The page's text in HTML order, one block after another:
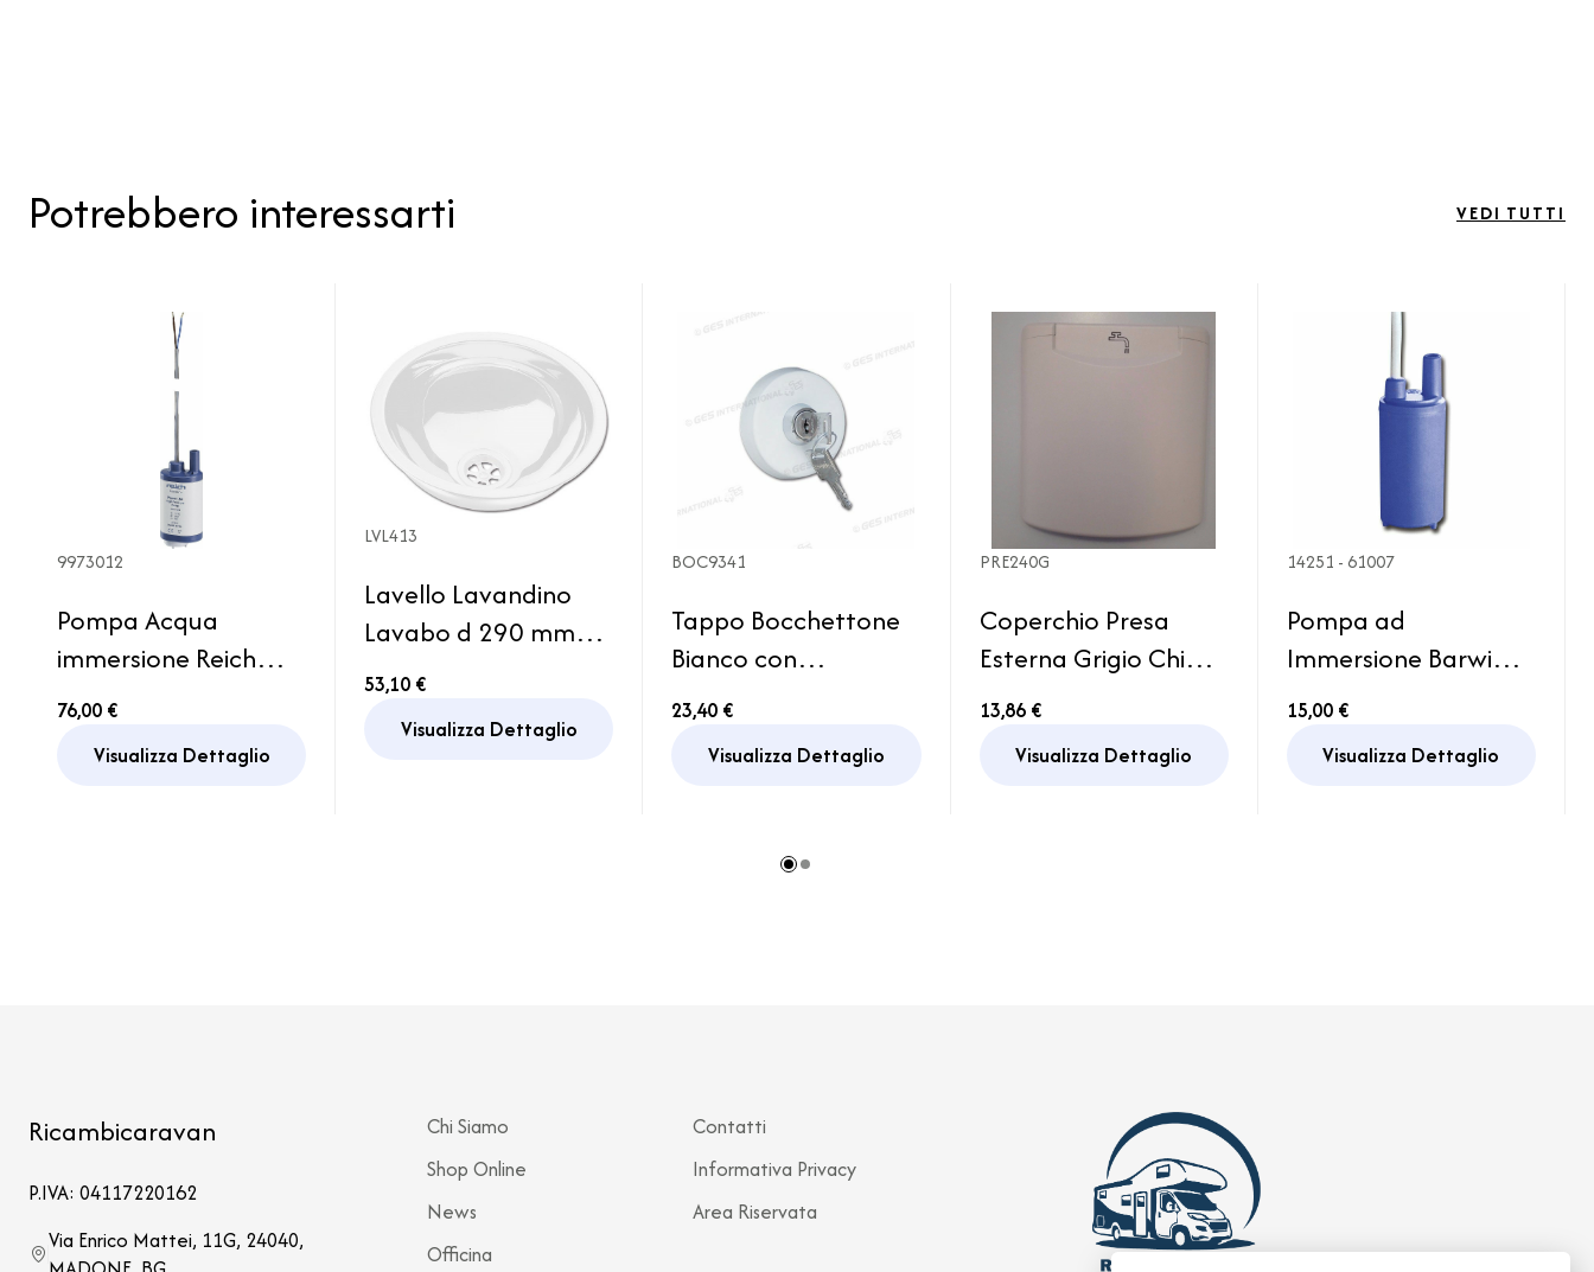
Potrebbero interessarti VEDI TUTTI
9973012
Pompa Acqua
immersione Reich
Power Jet Plus
76,00 €
Visualizza Dettaglio
LVL413
Lavello Lavandino
Lavabo d 290 mm
acciaio inox bagno
Motorhome
53,10 €
Visualizza Dettaglio
BOC9341
Tappo Bocchettone
Bianco con
Cilindretto e Chiavi
23,40 €
Visualizza Dettaglio
PRE240G
Coperchio Presa
Esterna Grigio Chiaro
Serbatoio Acqua
13,86 €
Visualizza Dettaglio
14251 - 61007
Pompa ad
Immersione Barwig
12V 10lt/min
15,00 €
Visualizza Dettaglio
Ricambicaravan
P.IVA: 04117220162
Via Enrico Mattei, 11G, 24040,
Chi Siamo
Shop Online
News
Officina
Contatti
Informativa Privacy
Area Riservata